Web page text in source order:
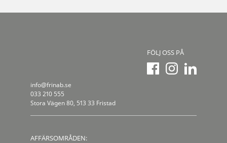
info@frinab.se
033 210 555
Stora Vägen 80, 513 33 Fristad
FÖLJ OSS PÅ
AFFÄRSOMRÅDEN: